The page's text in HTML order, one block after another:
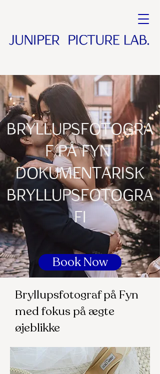
Bryllupsfotogra
f på Fyn
Dokumentarisk
bryllupsfotogra
fi
Book Now
Bryllupsfotograf på Fyn
med fokus på ægte
øjeblikke